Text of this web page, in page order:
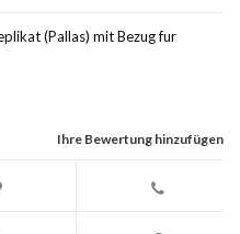
(Pallas) mit Bezug fur
Ihre Bewertung hinzufügen